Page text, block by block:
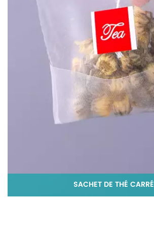
SACHET DE THÉ CARRÉ